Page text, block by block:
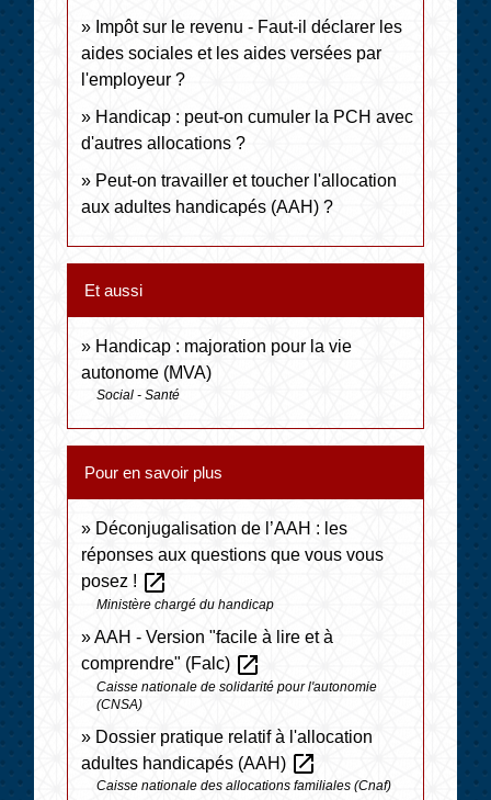
Impôt sur le revenu - Faut-il déclarer les
aides sociales et les aides versées par
l'employeur ?
Handicap : peut-on cumuler la PCH avec
d'autres allocations ?
Peut-on travailler et toucher l'allocation
aux adultes handicapés (AAH) ?
Et aussi
Handicap : majoration pour la vie
autonome (MVA)
Social - Santé
Pour en savoir plus
Déconjugalisation de l’AAH : les
réponses aux questions que vous vous
posez ! open_in_new
Ministère chargé du handicap
AAH - Version "facile à lire et à
comprendre" (Falc) open_in_new
Caisse nationale de solidarité pour l'autonomie
(CNSA)
Dossier pratique relatif à l'allocation
adultes handicapés (AAH) open_in_new
Caisse nationale des allocations familiales (Cnaf)